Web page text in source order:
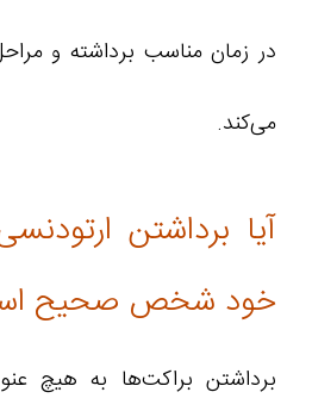
در زمان مناسب برداشته و
می‌کند.
آیا برداشتن
خود شخص صحیح
برداشتن براکت‌ها به هیچ